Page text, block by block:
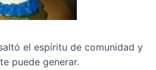
el espíritu de comunidad y
puede generar.